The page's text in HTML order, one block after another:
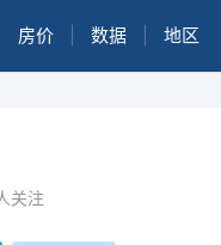
房价 数据 地区
关注